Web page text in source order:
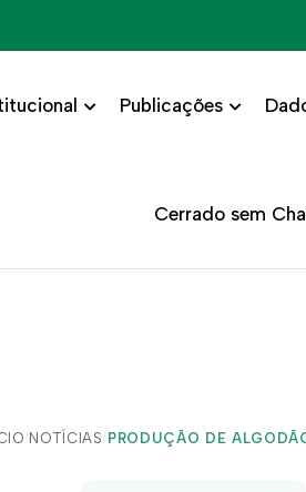
Publicações
Cerrado sem
/ NOTÍCIAS/ PRODUÇÃO DE